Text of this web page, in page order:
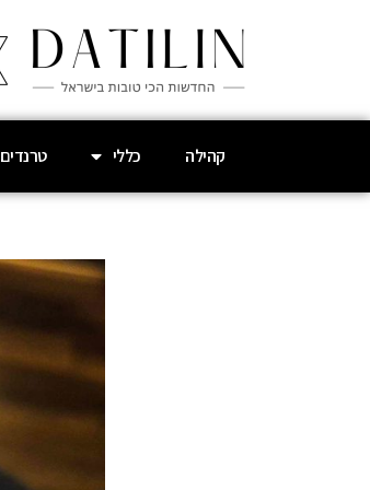
קהילה כללי טרנדים